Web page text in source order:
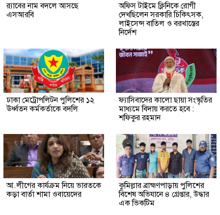
র‍্যাবের নাম বদলে আসছে
এসআরবি
অফিস টাইমে ক্লিনিকে রোগী
দেখছিলেন সরকারি চিকিৎসক,
লাইসেন্স বাতিল ও বরখাস্তের
নির্দেশ
ঢাকা মেট্রোপলিটন পুলিশের ১২
ঊর্ধ্বতন কর্মকর্তাকে বদলি
ফ্যাসিবাদের কালো ছায়া সংস্কৃতির
মাধ্যমে বিদায় করতে হবে :
শফিকুর রহমান
আ.লীগের কার্যক্রম নিয়ে ভারতকে
কড়া বার্তা শামা ওবায়েদের
কুমিল্লার ব্রাহ্মণপাড়ায় পুলিশের
বিশেষ অভিযানে ৪ গ্রেপ্তার, উদ্ধার
এক ভিকটিম